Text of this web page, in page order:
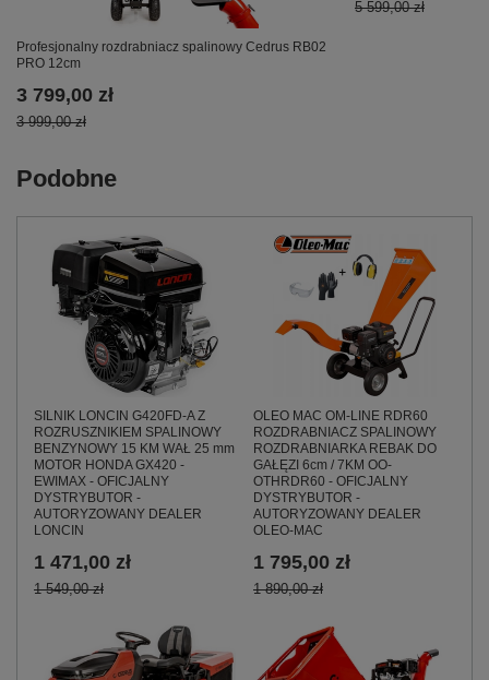
Profesjonalny rozdrabniacz spalinowy Cedrus RB02
PRO 12cm
3 799,00 zł
3 999,00 zł
5 599,00 zł
Podobne
SILNIK LONCIN G420FD-A Z
ROZRUSZNIKIEM SPALINOWY
BENZYNOWY 15 KM WAŁ 25 mm
MOTOR HONDA GX420 -
EWIMAX - OFICJALNY
DYSTRYBUTOR -
AUTORYZOWANY DEALER
LONCIN
1 471,00 zł
1 549,00 zł
OLEO MAC OM-LINE RDR60
ROZDRABNIACZ SPALINOWY
ROZDRABNIARKA REBAK DO
GAŁĘZI 6cm / 7KM OO-
OTHRDR60 - OFICJALNY
DYSTRYBUTOR -
AUTORYZOWANY DEALER
OLEO-MAC
1 795,00 zł
1 890,00 zł